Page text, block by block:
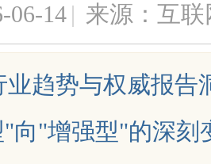
06-14 | 来源：互联
业趋势与权威报告
向"增强型"的深